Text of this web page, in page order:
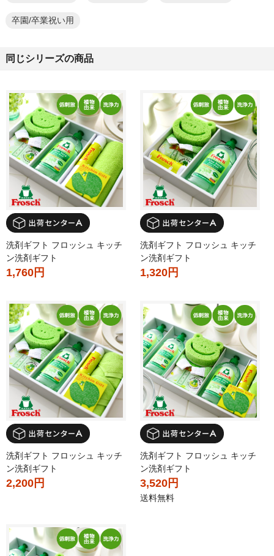
卒園/卒業祝い用
同じシリーズの商品
洗剤ギフト フロッシュ キッチ
ン洗剤ギフト
1,760円
洗剤ギフト フロッシュ キッチ
ン洗剤ギフト
1,320円
洗剤ギフト フロッシュ キッチ
ン洗剤ギフト
2,200円
洗剤ギフト フロッシュ キッチ
ン洗剤ギフト
3,520円
送料無料